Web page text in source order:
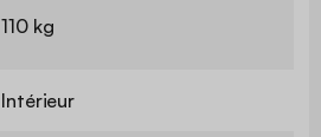
110 kg
Intérieur